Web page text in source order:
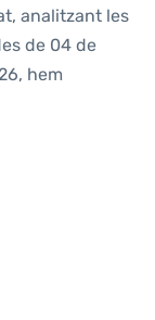
analitzant les
de 04 de
hem